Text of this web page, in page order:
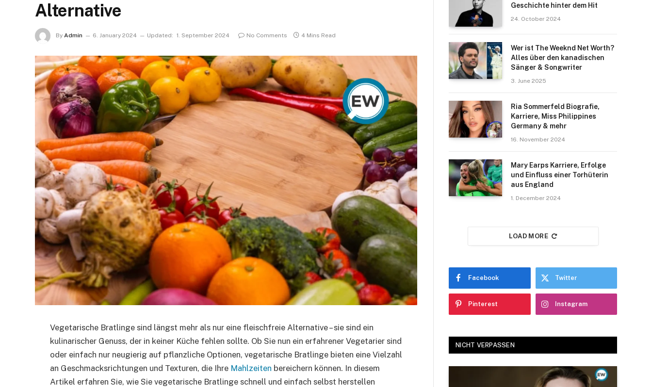
Alternative
By Admin 6. January 2024 Updated: 1. September 2024 No Comments 4 Mins Read
Vegetarische Bratlinge sind längst mehr als nur eine fleischfreie Alternative – sie sind ein
kulinarischer Genuss, der in keiner Küche fehlen sollte. Ob Sie nun ein erfahrener Vegetarier sind
oder einfach nur neugierig auf pflanzliche Optionen, vegetarische Bratlinge bieten eine Vielzahl
an Geschmacksrichtungen und Texturen, die Ihre Mahlzeiten bereichern können. In diesem
Artikel erfahren Sie, wie Sie vegetarische Bratlinge schnell und einfach selbst herstellen
Geschichte hinter dem Hit
24. October 2024
Wer ist The Weeknd Net Worth?
Alles über den kanadischen
Sänger & Songwriter
3. June 2025
Ria Sommerfeld Biografie,
Karriere, Miss Philippines
Germany & mehr
16. November 2024
Mary Earps Karriere, Erfolge
und Einfluss einer Torhüterin
aus England
1. December 2024
LOAD MORE
Facebook Twitter
Pinterest Instagram
NICHT VERPASSEN